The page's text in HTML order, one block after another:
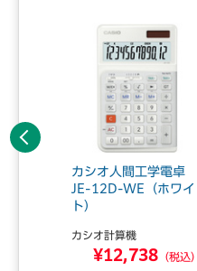
カシオ人間工学電卓
JE-12D-WE（ホワイ
ト）
カシオ計算機
¥12,738 （税込）
前へ